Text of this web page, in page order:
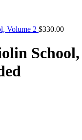
Volume 2 $330.00